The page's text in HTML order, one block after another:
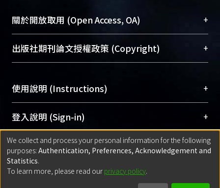
成果。
To permanently archive and promote researcher
profiles and scholarly works, Library integrates the
services of “NTU Repository” with “Academic
Sciences Library)
關於開放取用 (Open Access, OA) +
開放取用是從使用者角度提升資訊取用性的社會運
動，應用在學術研究上是透過將研究著作公開供使
用逐年攀升。同時可加速研究發展、提升研究影響
Archive）平台。 （點選深入了解OA）
出版社期刊論文授權政策 (Copyright) +
含部分內容的版權非匯入者所有，或由第三方贊
助與合作完成，請確認該版權所有者及第三方同
意提供此授權。
Please represent that the submission is your
original work, and that you have the right to
grant the rights to upload.
若欲上傳已出版的全文電子檔，可使用
網站查詢，以確認出版單位之版權
使用說明 (Instructions) +
網站簡介(Quickstart Guide)
使用手冊(Instruction Manual)
線上預約服務(Booking Service)
登入說明 (Sign-in) +
方案一：臺灣大學計算機中心帳號登入
(With C&INC Email Account)
方案二：ORCID帳號登入(With ORCID)
匯入著作 (Submission) +
方案一：定期更新ORCID者，以ID匯入
We collect and process your personal information for the following
purposes: Authentication, Preferences, Acknowledgement and
Statistics.
To learn more, please read our privacy policy.